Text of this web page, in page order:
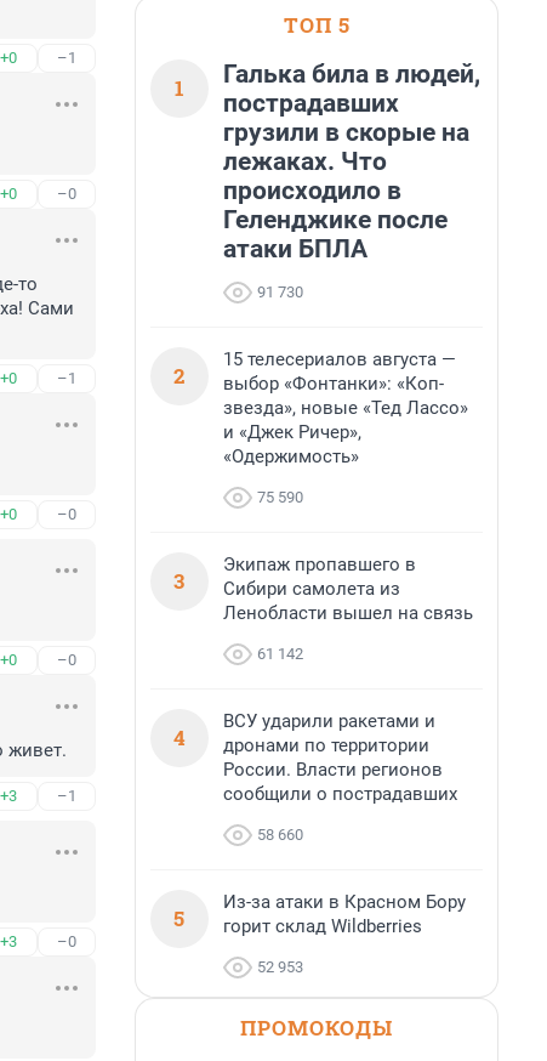
+0 –1
+0 –0
то
Сами
+0 –1
+0 –0
+0 –0
живет.
+3 –1
+3 –0
ТОП 5
1
Галька била в людей,
пострадавших
грузили в скорые на
лежаках. Что
происходило в
Геленджике после
атаки БПЛА
91 730
2
15 телесериалов августа —
выбор «Фонтанки»: «Коп-
звезда», новые «Тед Лассо»
и «Джек Ричер»,
«Одержимость»
75 590
3
Экипаж пропавшего в
Сибири самолета из
Ленобласти вышел на связь
61 142
4
ВСУ ударили ракетами и
дронами по территории
России. Власти регионов
сообщили о пострадавших
58 660
5
Из-за атаки в Красном Бору
горит склад Wildberries
52 953
ПРОМОКОДЫ